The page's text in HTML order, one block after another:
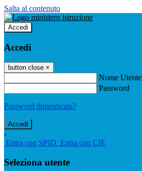
Salta al contenuto
Accedi
Accedi
button close ×
Nome Utente
Password
Password dimenticata?
-
Entra con SPID Entra con CIE
Seleziona utente